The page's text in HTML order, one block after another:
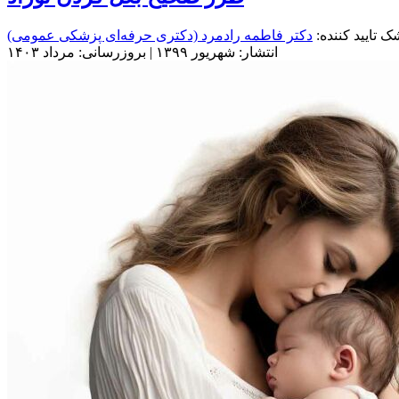
تایید کننده: دکتر فاطمه رادمرد (دکتری حرفه‌ای پزشکی عمومی)
انتشار: شهریور ۱۳۹۹ | بروزرسانی: مرداد ۱۴۰۳